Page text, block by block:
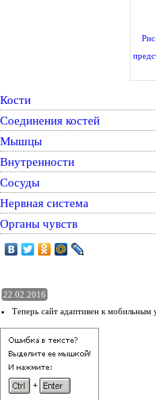
Кости
Соединения костей
Мышцы
Внутренности
Сосуды
Нервная система
Органы чувств
22.02.2016
Теперь сайт адаптивен к мобильным